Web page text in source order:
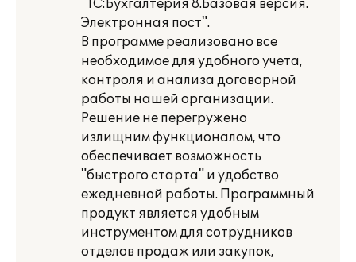
"1С:Бухгалтерия 8.Базовая версия.
Электронная пост".
В программе реализовано все
необходимое для удобного учета,
контроля и анализа договорной
работы нашей организации.
Решение не перегружено
излищним функционалом, что
обеспечивает возможность
"быстрого старта" и удобство
ежедневной работы. Программный
продукт является удобным
инструментом для сотрудников
отделов продаж или закупок,